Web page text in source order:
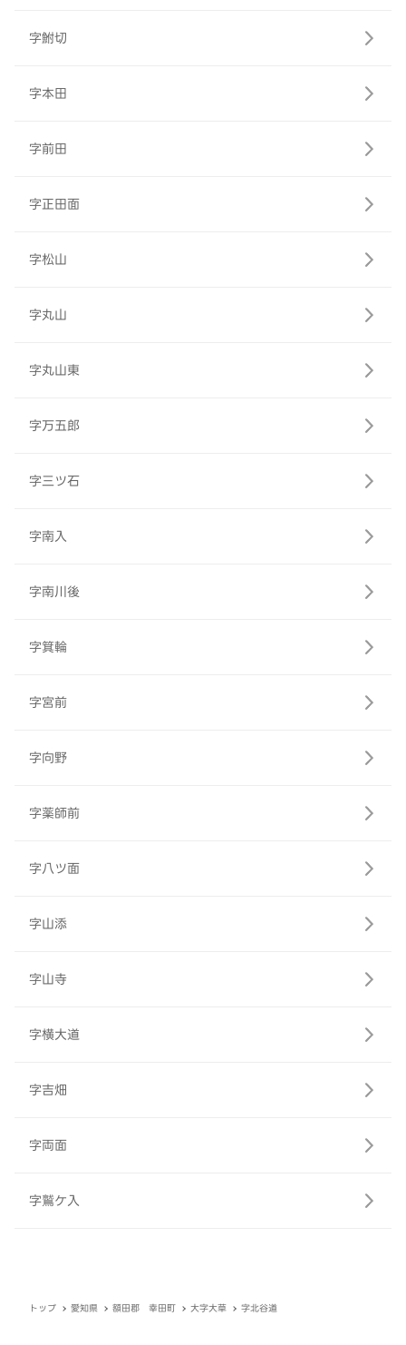
字鮒切
字本田
字前田
字正田面
字松山
字丸山
字丸山東
字万五郎
字三ツ石
字南入
字南川後
字箕輪
字宮前
字向野
字薬師前
字八ツ面
字山添
字山寺
字横大道
字吉畑
字両面
字鷲ケ入
トップ 愛知県 額田郡 幸田町 大字大草 字北谷道